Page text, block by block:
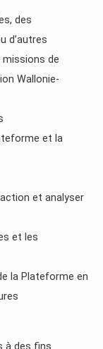
des
d’autres
de
Wallonie-
et la
et analyser
et les
la Plateforme en
à des fins